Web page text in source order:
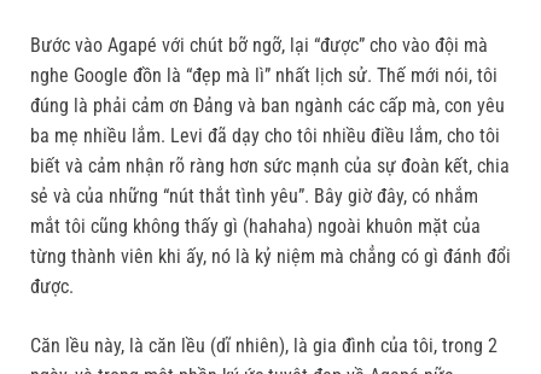
Bước vào Agapé với chút bỡ ngỡ, lại “được” cho vào đội mà
nghe Google đồn là “đẹp mà lì” nhất lịch sử. Thế mới nói, tôi
đúng là phải cảm ơn Đảng và ban ngành các cấp mà, con yêu
ba mẹ nhiều lắm. Levi đã dạy cho tôi nhiều điều lắm, cho tôi
biết và cảm nhận rõ ràng hơn sức mạnh của sự đoàn kết, chia
sẻ và của những “nút thắt tình yêu”. Bây giờ đây, có nhắm
mắt tôi cũng không thấy gì (hahaha) ngoài khuôn mặt của
từng thành viên khi ấy, nó là kỷ niệm mà chẳng có gì đánh đổi
được.
Căn lều này, là căn lều (dĩ nhiên), là gia đình của tôi, trong 2